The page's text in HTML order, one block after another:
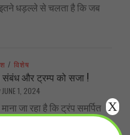
इतने धड़ल्ले से चलता है कि जब
/ विशेष
संबंध और ट्रम्प को सजा !
JUNE 1, 2024
जा रहा है कि ट्रंप समर्पित
फैसले से कोई फर्क नहीं...
X